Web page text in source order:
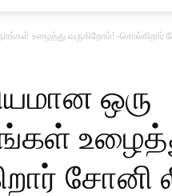
நாங்கள் உழைத்து வருகிறோம்! -சொல்கிறார்
ஒரு
சோனி